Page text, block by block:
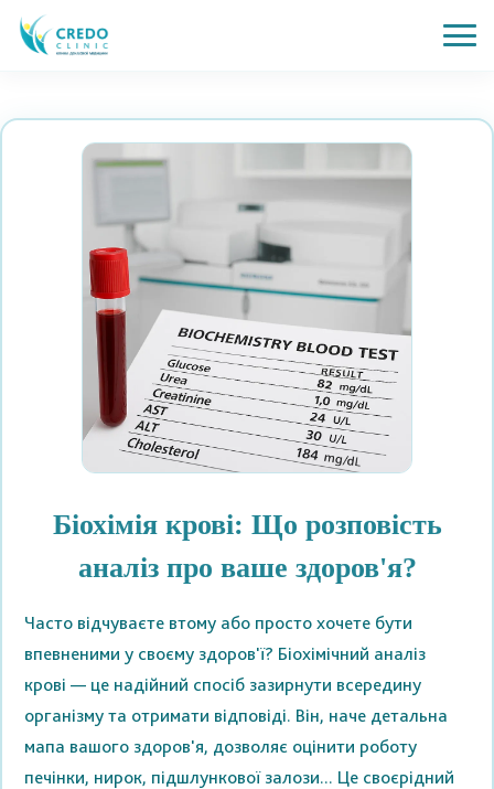
Біохімія крові: Що розповість
аналіз про ваше здоров'я?
Часто відчуваєте втому або просто хочете бути
впевненими у своєму здоров'ї? Біохімічний аналіз
крові — це надійний спосіб зазирнути всередину
організму та отримати відповіді. Він, наче детальна
мапа вашого здоров'я, дозволяє оцінити роботу
печінки, нирок, підшлункової залози... Це своєрідний